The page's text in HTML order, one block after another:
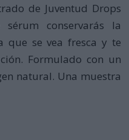
de Juventud Drops
conservarás la
que se vea fresca y te
Formulado con un
natural. Una muestra